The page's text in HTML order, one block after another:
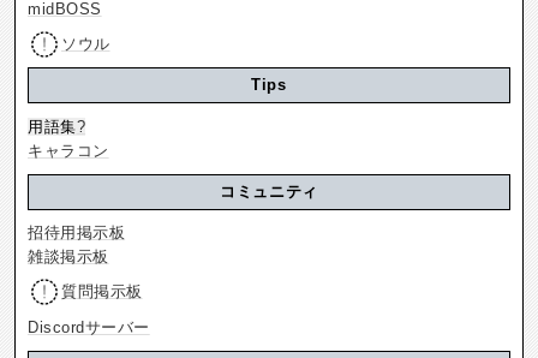
midBOSS
ソウル
Tips
用語集?
キャラコン
コミュニティ
招待用掲示板
雑談掲示板
質問掲示板
Discordサーバー